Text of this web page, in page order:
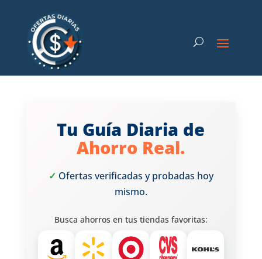
Tu Guía Diaria de
Ahorro Real.
✓ Ofertas verificadas y probadas hoy
mismo.
Busca ahorros en tus tiendas favoritas: